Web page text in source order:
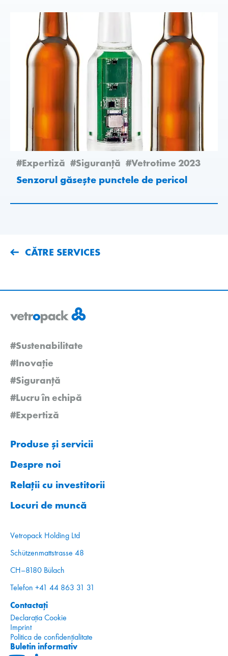
#Expertiză #Siguranță #Vetrotime 2023
Senzorul găsește punctele de pericol
CĂTRE SERVICES
#Sustenabilitate
#Inovație
#Siguranță
#Lucru în echipă
#Expertiză
Produse și servicii
Despre noi
Relații cu investitorii
Locuri de muncă
Vetropack Holding Ltd
Schützenmattstrasse 48
CH–8180 Bülach
Telefon +41 44 863 31 31
Contactați
Declarația Cookie
Imprint
Politica de confidențialitate
Buletin informativ